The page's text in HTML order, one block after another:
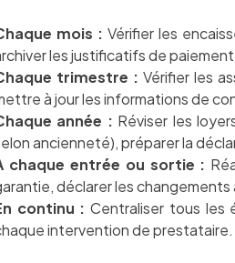
mois : Vérifier les
les justificatifs de
trimestre : Vérifier les
à jour les informations de
année : Réviser les
ancienneté), préparer la
chaque entrée ou sortie :
déclarer les
continu : Centraliser tous les
intervention de prestataire.